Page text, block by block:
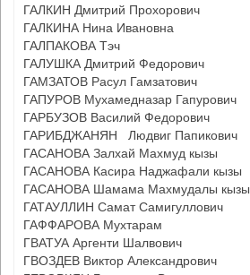
ГАЛКИН Дмитрий Прохорович
ГАЛКИНА Нина Ивановна
ГАЛПАКОВА Тэч
ГАЛУШКА Дмитрий Федорович
ГАМЗАТОВ Расул Гамзатович
ГАПУРОВ Мухамедназар Гапурович
ГАРБУЗОВ Василий Федорович
ГАРИБДЖАНЯН Людвиг Папикович
ГАСАНОВА Залхай Махмуд кызы
ГАСАНОВА Касира Наджафали кызы
ГАСАНОВА Шамама Махмудалы кызы
ГАТАУЛЛИН Самат Самигуллович
ГАФФАРОВА Мухтарам
ГВАТУА Аргенти Шалвович
ГВОЗДЕВ Виктор Александрович